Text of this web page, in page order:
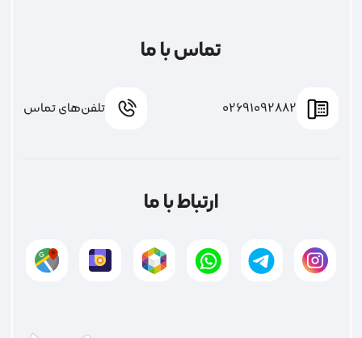
تماس با ما
02691092882 تلفن‌های تماس
ارتباط با ما